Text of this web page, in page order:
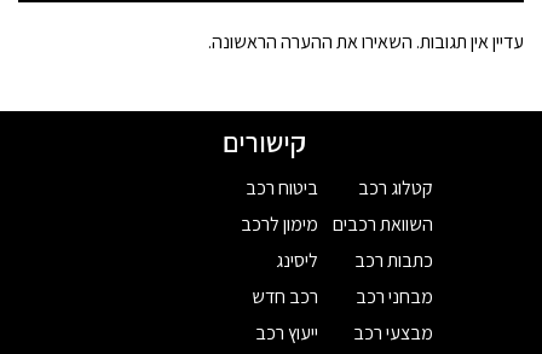
עדיין אין תגובות. השאירו את ההערה הראשונה.
קישורים
קטלוג רכב
השוואת רכבים
כתבות רכב
מבחני רכב
מבצעי רכב
ביטוח רכב
מימון לרכב
ליסינג
רכב חדש
ייעוץ רכב